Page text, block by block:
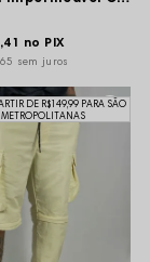
no PIX
sem juros
DE R$149,99 PARA SÃO
METROPOLITANAS